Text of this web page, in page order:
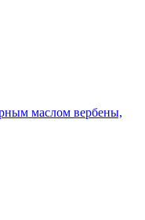
маслом вербены,